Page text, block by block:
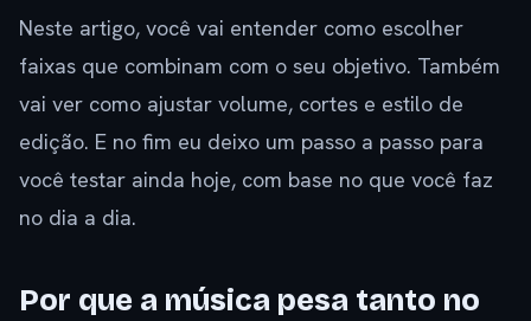
Neste artigo, você vai entender como escolher
faixas que combinam com o seu objetivo. Também
vai ver como ajustar volume, cortes e estilo de
edição. E no fim eu deixo um passo a passo para
você testar ainda hoje, com base no que você faz
no dia a dia.
Por que a música pesa tanto no